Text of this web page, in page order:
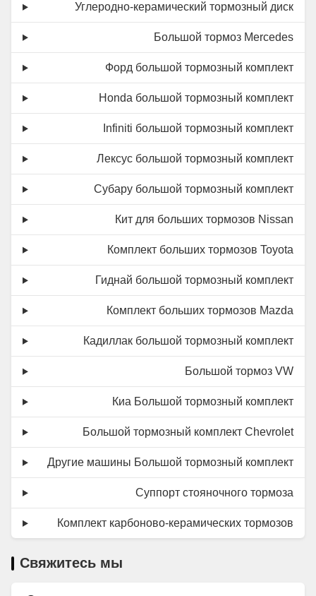
Углеродно-керамический тормозный диск
Большой тормоз Mercedes
Форд большой тормозный комплект
Honda большой тормозный комплект
Infiniti большой тормозный комплект
Лексус большой тормозный комплект
Субару большой тормозный комплект
Кит для больших тормозов Nissan
Комплект больших тормозов Toyota
Гиднай большой тормозный комплект
Комплект больших тормозов Mazda
Кадиллак большой тормозный комплект
Большой тормоз VW
Киа Большой тормозный комплект
Большой тормозный комплект Chevrolet
Другие машины Большой тормозный комплект
Суппорт стояночного тормоза
Комплект карбоново-керамических тормозов
Свяжитесь мы